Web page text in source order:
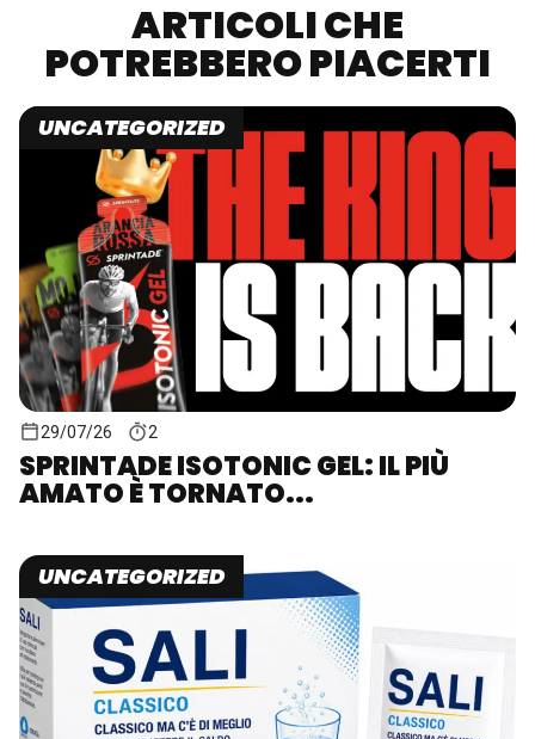
ARTICOLI CHE
POTREBBERO PIACERTI
UNCATEGORIZED
29/07/26 2
SPRINTADE ISOTONIC GEL: IL PIÙ
AMATO È TORNATO...
UNCATEGORIZED